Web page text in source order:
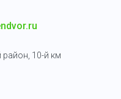
10-й км